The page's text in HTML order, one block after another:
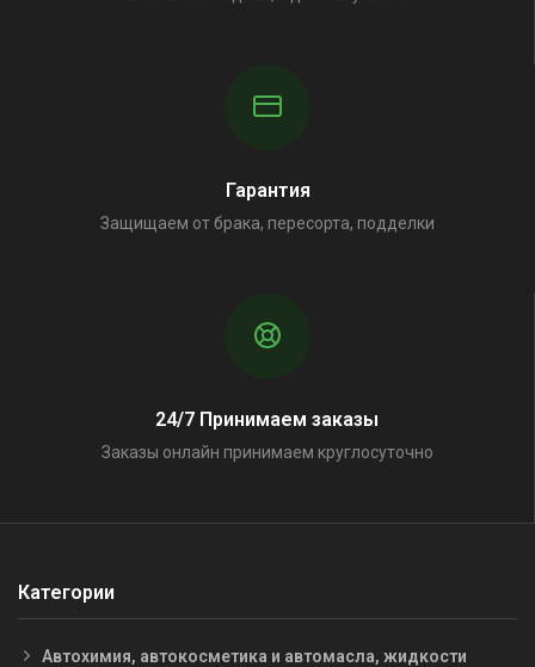
Гарантия
Защищаем от брака, пересорта, подделки
24/7 Принимаем заказы
Заказы онлайн принимаем круглосуточно
Категории
Автохимия, автокосметика и автомасла, жидкости